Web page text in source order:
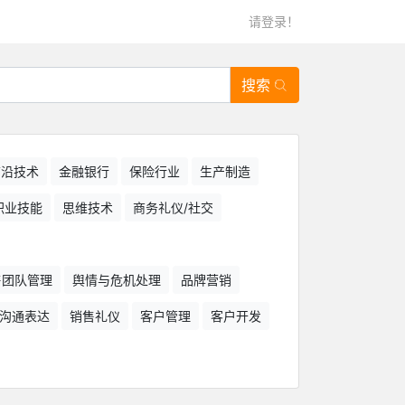
请登录！
搜索
技术 金融银行 保险行业 生产制造
业技能 思维技术 商务礼仪/社交
队管理 舆情与危机处理 品牌营销
通表达 销售礼仪 客户管理 客户开发